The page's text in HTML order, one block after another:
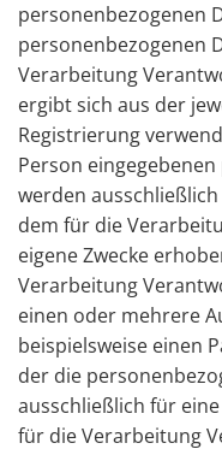
personenbezogenen
personenbezogenen
Verarbeitung
ergibt sich aus der
Registrierung
Person
werden
dem für die
eigene Zwecke
Verarbeitung
einen oder mehrere
beispielsweise einen
der die
ausschließlich für
für die Verarbeitung